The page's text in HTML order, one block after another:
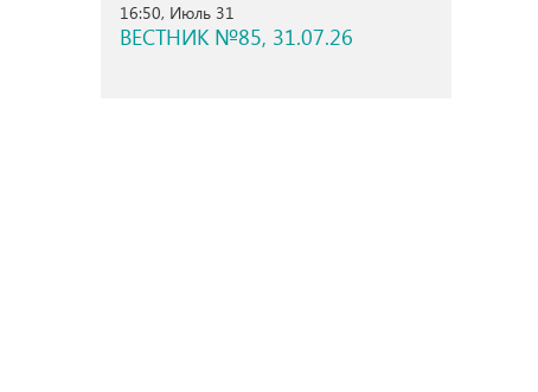
16:50, Июль 31
ВЕСТНИК №85, 31.07.26